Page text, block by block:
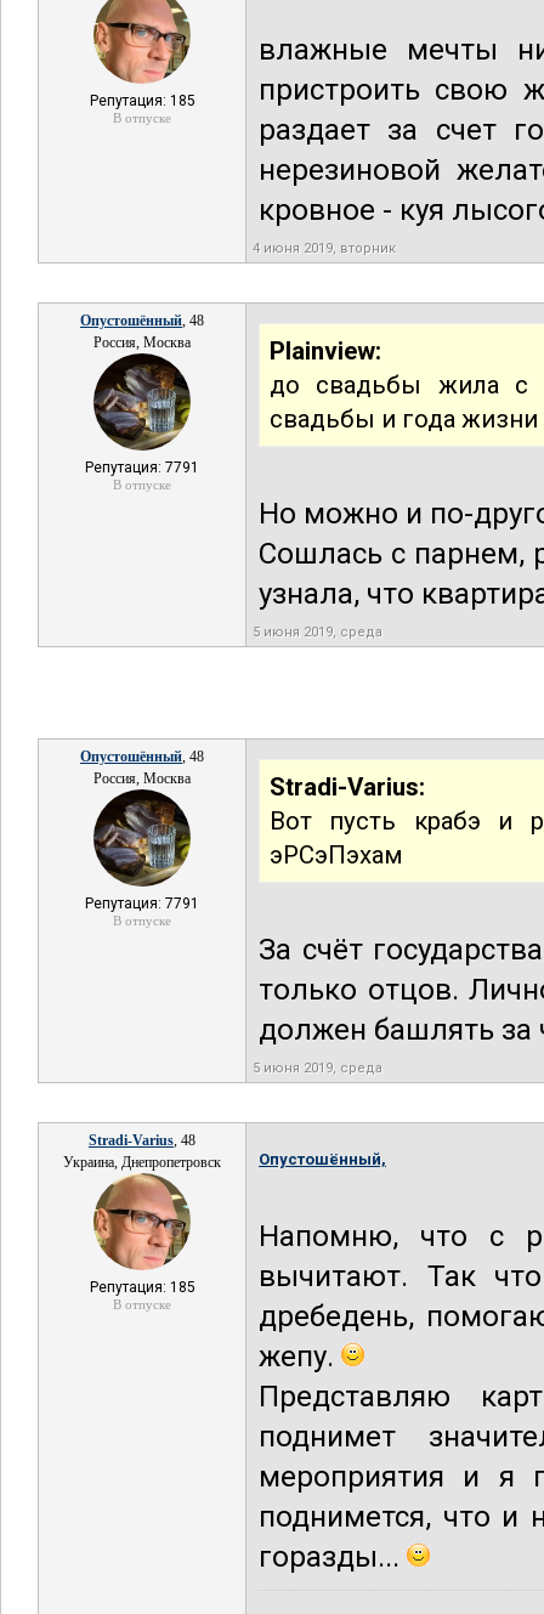
Репутация: 185
В отпуске
влажные мечты
пристроить свою
раздает за счет
нерезиновой
кровное - куя
4 июня 2019, вторник
Опустошённый, 48
Россия, Москва
Репутация: 7791
В отпуске
Plainview:
до свадьбы жила с
свадьбы и года
Но можно и по-
Сошлась с парнем,
узнала, что
5 июня 2019, среда
Опустошённый, 48
Россия, Москва
Репутация: 7791
В отпуске
Stradi-Varius:
Вот пусть крабэ и
эРСэПэхам
За счёт
только отцов.
должен башлять за
5 июня 2019, среда
Stradi-Varius, 48
Украина, Днепропетровск
Репутация: 185
В отпуске
Опустошённый,
Напомню, что с
вычитают. Так
дребедень,
жепу.
Представляю
поднимет
мероприятия и я
поднимется, что и
горазды...